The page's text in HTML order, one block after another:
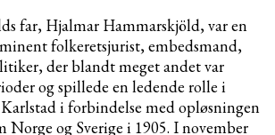
far, Hjalmar Hammarskjöld, var en
folkeretsjurist, embedsmand,
der blandt meget andet var
og spillede en ledende rolle i
i forbindelse med opløsningen
Norge og Sverige i 1905. I november